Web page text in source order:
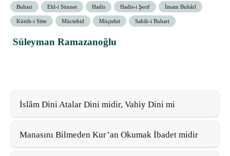
Buhari Ehl-i Sünnet Hadis Hadis-i Şerif İmam Buhârî
Kütüb-i Sitte Müctehid Müçtehit Sahih-i Buhari
Süleyman Ramazanoğlu
İslâm Dini Atalar Dini midir, Vahiy Dini mi
Manasını Bilmeden Kur’an Okumak İbadet midir